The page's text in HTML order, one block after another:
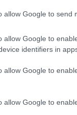
allow Google to send
allow Google to
identifiers in
allow Google to
allow Google to
ஆக்ஸிஜனை
உணவின்
தருகின்றன.